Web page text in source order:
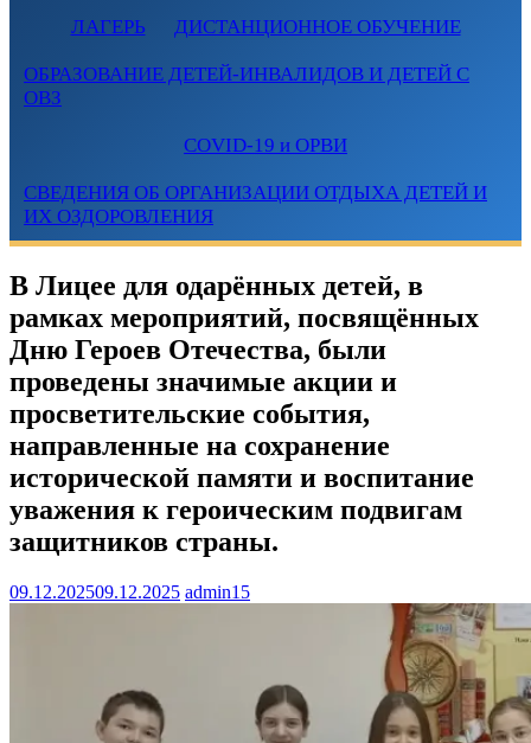
ЛАГЕРЬ ДИСТАНЦИОННОЕ ОБУЧЕНИЕ
ОБРАЗОВАНИЕ ДЕТЕЙ-ИНВАЛИДОВ И ДЕТЕЙ С
ОВЗ
COVID-19 и ОРВИ
СВЕДЕНИЯ ОБ ОРГАНИЗАЦИИ ОТДЫХА ДЕТЕЙ И
ИХ ОЗДОРОВЛЕНИЯ
В Лицее для одарённых детей, в
рамках мероприятий, посвящённых
Дню Героев Отечества, были
проведены значимые акции и
просветительские события,
направленные на сохранение
исторической памяти и воспитание
уважения к героическим подвигам
защитников страны.
09.12.202509.12.2025 admin15